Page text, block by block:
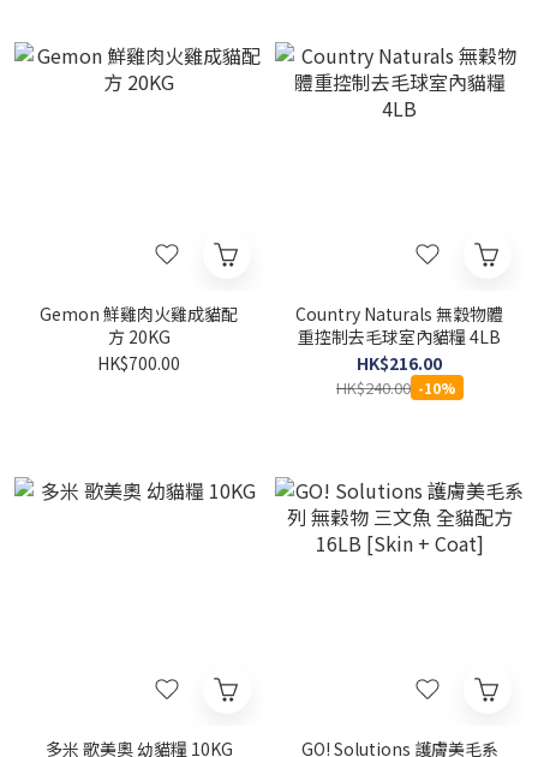
Gemon 鮮雞肉火雞成貓配
方 20KG
HK$700.00
Country Naturals 無穀物體
重控制去毛球室內貓糧 4LB
HK$216.00
HK$240.00 -10%
多米 歌美奧 幼貓糧 10KG GO! Solutions 護膚美毛系